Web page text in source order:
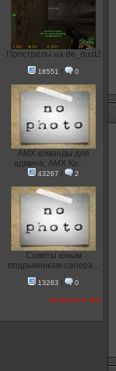
Прострелы на de_dust2
18551 | 0
AMX команды для
админа, AMX Ко...
43267 | 2
Советы юным
подрывникам-сапера...
13263 | 0
посмотреть все